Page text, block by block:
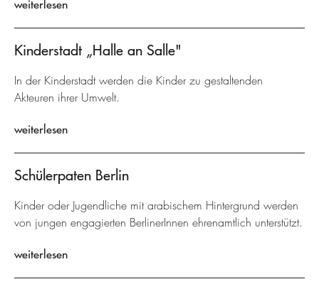
weiterlesen
Kinderstadt „Halle an Salle"
In der Kinderstadt werden die Kinder zu gestaltenden
Akteuren ihrer Umwelt.
weiterlesen
Schülerpaten Berlin
Kinder oder Jugendliche mit arabischem Hintergrund werden
von jungen engagierten BerlinerInnen ehrenamtlich unterstützt.
weiterlesen